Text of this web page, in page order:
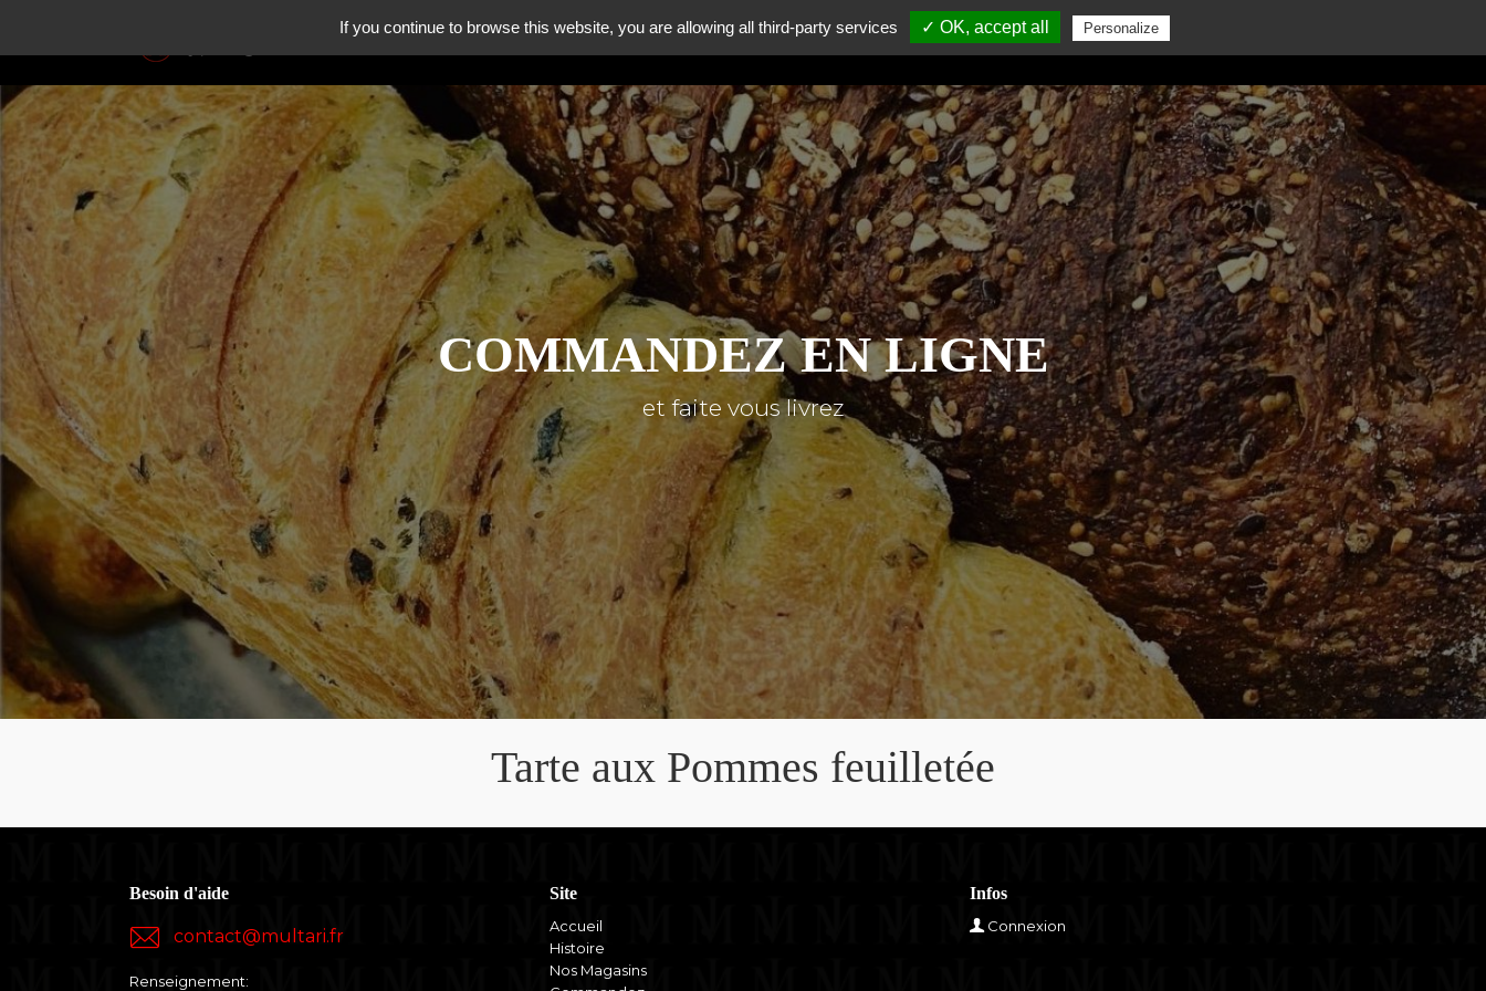
NOUS REJOINDRE GALETTE DES ROIS
COMMANDEZ EN LIGNE
et faite vous livrez
Tarte aux Pommes feuilletée
Besoin d'aide
contact@multari.fr
Renseignement:
Site
Accueil
Histoire
Nos Magasins
Infos
Connexion
If you continue to browse this website, you are allowing all third-party services ✓ OK, accept all Personalize